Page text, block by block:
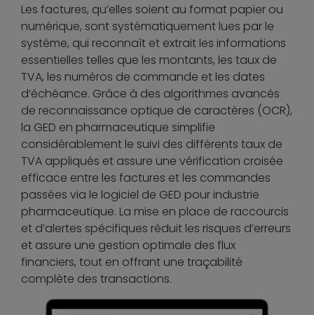
Les factures, qu’elles soient au format papier ou
numérique, sont systématiquement lues par le
système, qui reconnaît et extrait les informations
essentielles telles que les montants, les taux de
TVA, les numéros de commande et les dates
d’échéance. Grâce à des algorithmes avancés
de reconnaissance optique de caractères (OCR),
la GED en pharmaceutique simplifie
considérablement le suivi des différents taux de
TVA appliqués et assure une vérification croisée
efficace entre les factures et les commandes
passées via le logiciel de GED pour industrie
pharmaceutique. La mise en place de raccourcis
et d’alertes spécifiques réduit les risques d’erreurs
et assure une gestion optimale des flux
financiers, tout en offrant une traçabilité
complète des transactions.